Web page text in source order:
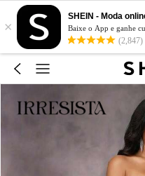
×
SHEIN - Moda
Baixe o App e ganhe
(2,847)